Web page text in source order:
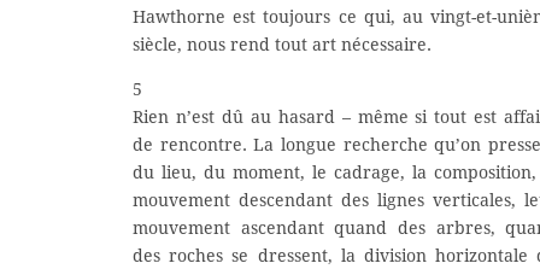
Hawthorne est toujours ce qui, au vingt-et-
siècle, nous rend tout art nécessaire.
5
Rien n’est dû au hasard – même si tout est
de rencontre. La longue recherche qu’on
du lieu, du moment, le cadrage, la
mouvement descendant des lignes verticales,
mouvement ascendant quand des arbres,
des roches se dressent, la division horizontale